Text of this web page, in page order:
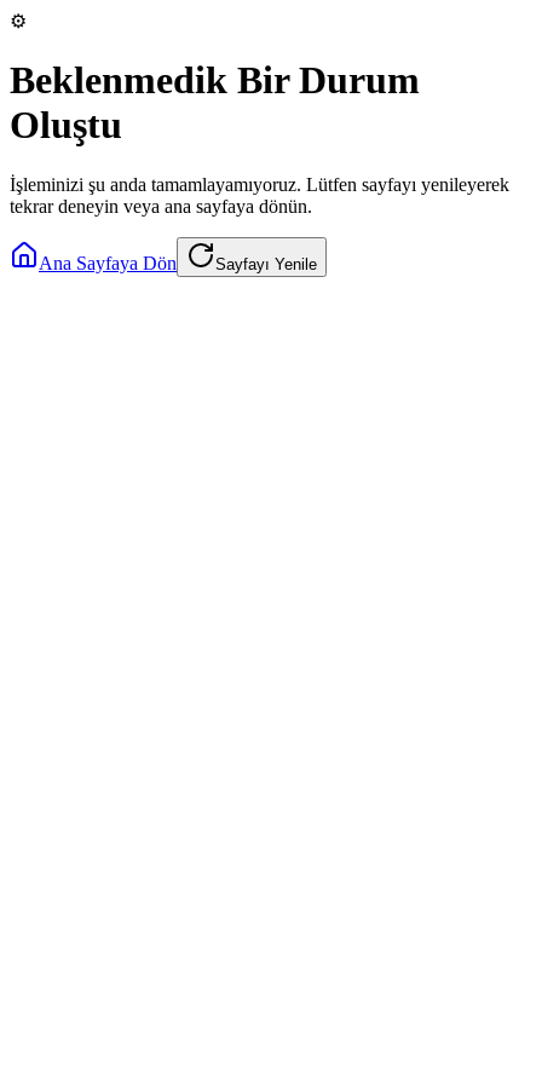
⚙️
Beklenmedik Bir Durum
Oluştu
İşleminizi şu anda tamamlayamıyoruz. Lütfen sayfayı yenileyerek
tekrar deneyin veya ana sayfaya dönün.
Ana Sayfaya Dön Sayfayı Yenile